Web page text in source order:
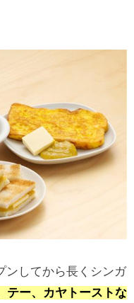
ンしてから長くシンガ
テー、カヤトーストな